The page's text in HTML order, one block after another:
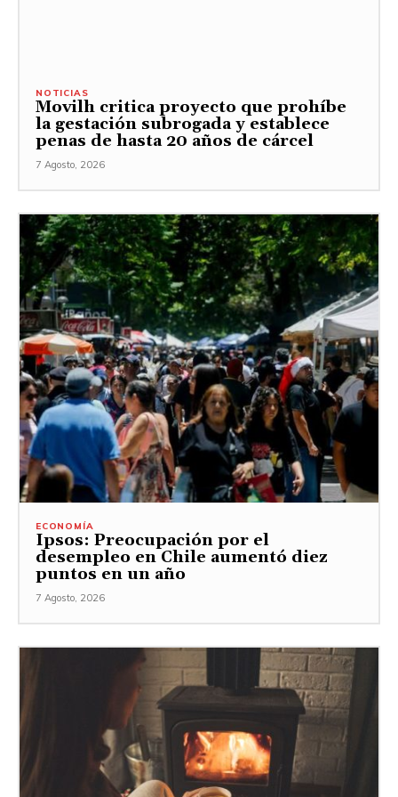
NOTICIAS
Movilh critica proyecto que prohíbe
la gestación subrogada y establece
penas de hasta 20 años de cárcel
7 Agosto, 2026
ECONOMÍA
Ipsos: Preocupación por el
desempleo en Chile aumentó diez
puntos en un año
7 Agosto, 2026